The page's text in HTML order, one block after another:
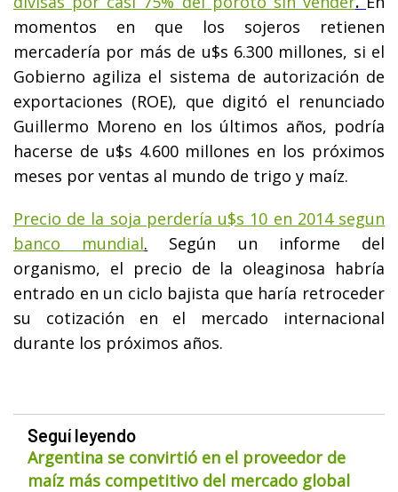
momentos en que los sojeros retienen
mercadería por más de u$s 6.300 millones, si el
Gobierno agiliza el sistema de autorización de
exportaciones (ROE), que digitó el renunciado
Guillermo Moreno en los últimos años, podría
hacerse de u$s 4.600 millones en los próximos
meses por ventas al mundo de trigo y maíz.
Precio de la soja perdería u$s 10 en 2014 segun
banco mundial.
Según un informe del
organismo, el precio de la oleaginosa habría
entrado en un ciclo bajista que haría retroceder
su cotización en el mercado internacional
durante los próximos años.
Seguí leyendo
Argentina se convirtió en el proveedor de
maíz más competitivo del mercado global